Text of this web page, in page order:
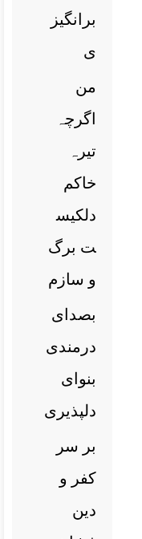
برانگیز
ی
من
اگرچہ
تیرہ
خاکم
دلکیس
ت برگ
و سازم
بصدای
درمندی
بنوای
دلپذیری
بر سر
کفر و
دین